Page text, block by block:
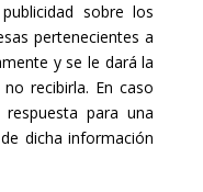
sobre los
pertenecientes a
y se le dará la
recibirla. En caso
para una
dicha información